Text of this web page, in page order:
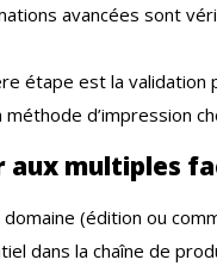
avancées sont
étape est la validation
méthode d’impression
aux multiples
(édition ou
dans la chaîne de